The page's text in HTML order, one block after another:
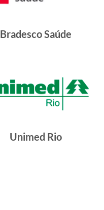
Bradesco Saúde
Unimed Rio